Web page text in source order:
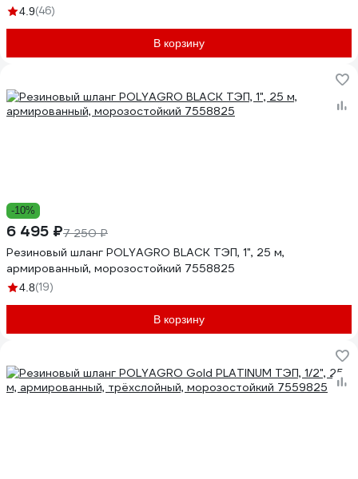
4.9(46)
В корзину
-10%
6 495 ₽7 250 ₽
Резиновый шланг POLYAGRO BLACK ТЭП, 1", 25 м,
армированный, морозостойкий 7558825
4.8(19)
В корзину